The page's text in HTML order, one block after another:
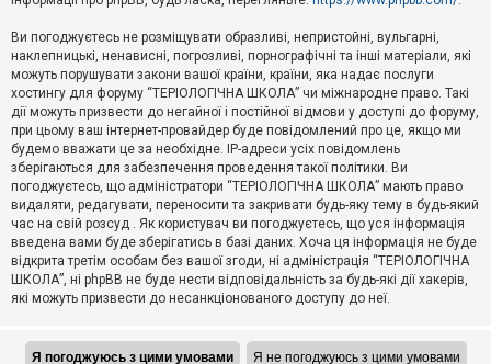
м
и
П
о
ш
у
Д
о
п
о
м
Ви погоджуєтесь не розміщувати образливі, непристойні, вульгарні,
наклепницькі, ненависні, погрозливі, порнографічні та інші матеріали, які
можуть порушувати закони вашої країни, країни, яка надає послуги
хостингу для форуму “ТЕРІОЛОГІЧНА ШКОЛА” чи міжнародне право. Такі
дії можуть призвести до негайної і постійної відмови у доступі до форуму,
при цьому ваш інтернет-провайдер буде повідомлений про це, якщо ми
будемо вважати це за необхідне. IP-адреси усіх повідомлень
зберігаються для забезпечення проведення такої політики. Ви
погоджуєтесь, що адміністратори “ТЕРІОЛОГІЧНА ШКОЛА” мають право
видаляти, редагувати, переносити та закривати будь-яку тему в будь-який
час на свій розсуд . Як користувач ви погоджуєтесь, що уся інформація
введена вами буде зберігатись в базі даних. Хоча ця інформація не буде
відкрита третім особам без вашої згоди, ні адміністрація “ТЕРІОЛОГІЧНА
ШКОЛА”, ні phpBB не буде нести відповідальність за будь-які дії хакерів,
які можуть призвести до несанкціонованого доступу до неї.